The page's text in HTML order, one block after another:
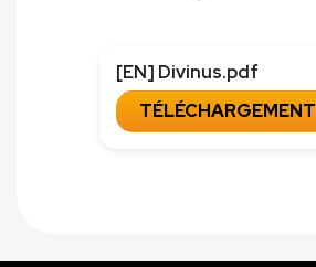
[EN] Divinus.pdf
TÉLÉCHARGEMENT